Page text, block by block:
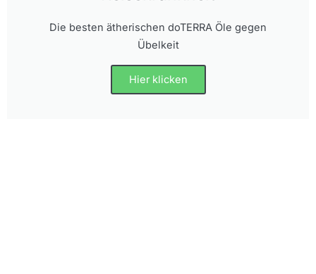
Die besten ätherischen doTERRA Öle gegen
Übelkeit
Hier klicken